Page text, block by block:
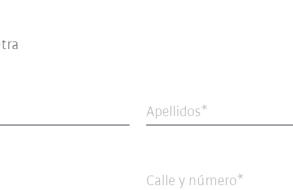
Apellidos
Calle y número